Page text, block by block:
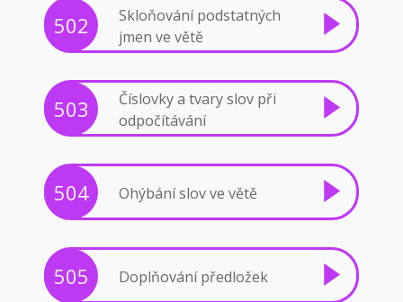
502
Skloňování podstatných
jmen ve větě
503
Číslovky a tvary slov při
odpočítávání
504 Ohýbání slov ve větě
505 Doplňování předložek